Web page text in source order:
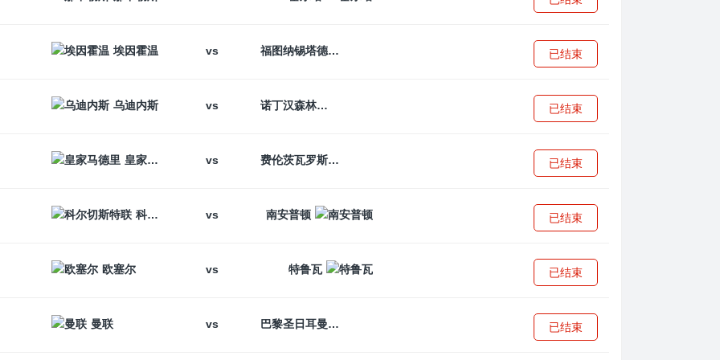
埃因霍温 vs 福图纳锡塔德 已结束
乌迪内斯 vs 诺丁汉森林 已结束
皇家马德里 vs 费伦茨瓦罗斯 已结束
科尔切斯特联 vs 南安普顿 已结束
欧塞尔 vs 特鲁瓦 已结束
曼联 vs 巴黎圣日耳曼 已结束